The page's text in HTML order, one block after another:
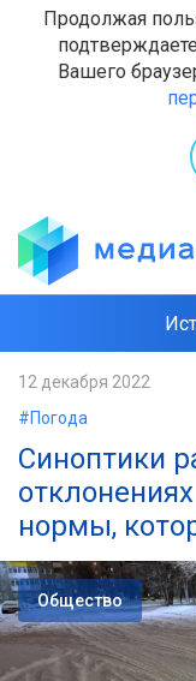
Продолжая
Вашего
12 декабря 2022
#Погода
Синоптики
нормы,
Общество